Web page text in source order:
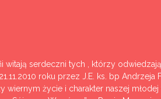
witają serdeczni tych , którzy odwiedzają
roku przez J.E. ks. bp Andrzeja
wiernym życie i charakter naszej